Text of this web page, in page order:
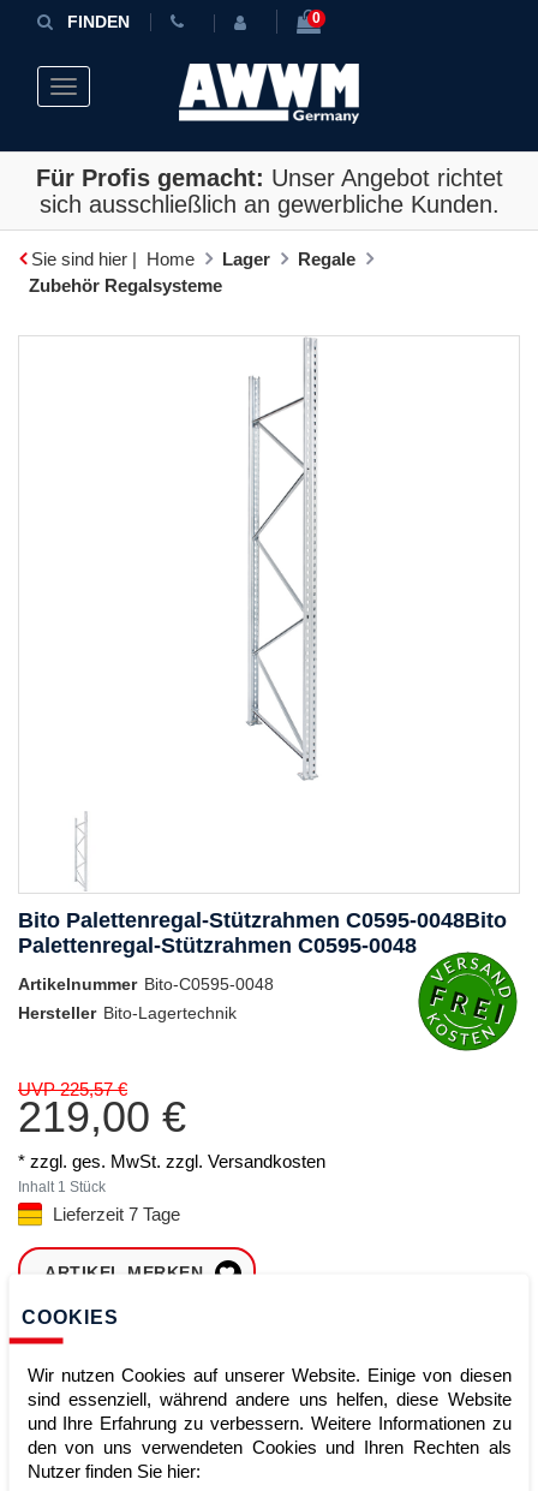
FINDEN 0
Toggle navigation
Für Profis gemacht: Unser Angebot richtet
sich ausschließlich an gewerbliche Kunden.
Sie sind hier | Home Lager
Regale
Zubehör Regalsysteme
Bito Palettenregal-Stützrahmen C0595-0048Bito
Palettenregal-Stützrahmen C0595-0048
Artikelnummer Bito-C0595-0048
Hersteller Bito-Lagertechnik
UVP 225,57 €
219,00 €
* zzgl. ges. MwSt. zzgl. Versandkosten
Inhalt 1 Stück
Lieferzeit 7 Tage
ARTIKEL MERKEN
Sofort lieferbar
COOKIES
Wir nutzen Cookies auf unserer Website. Einige von diesen
sind essenziell, während andere uns helfen, diese Website
und Ihre Erfahrung zu verbessern. Weitere Informationen zu
den von uns verwendeten Cookies und Ihren Rechten als
Nutzer finden Sie hier: